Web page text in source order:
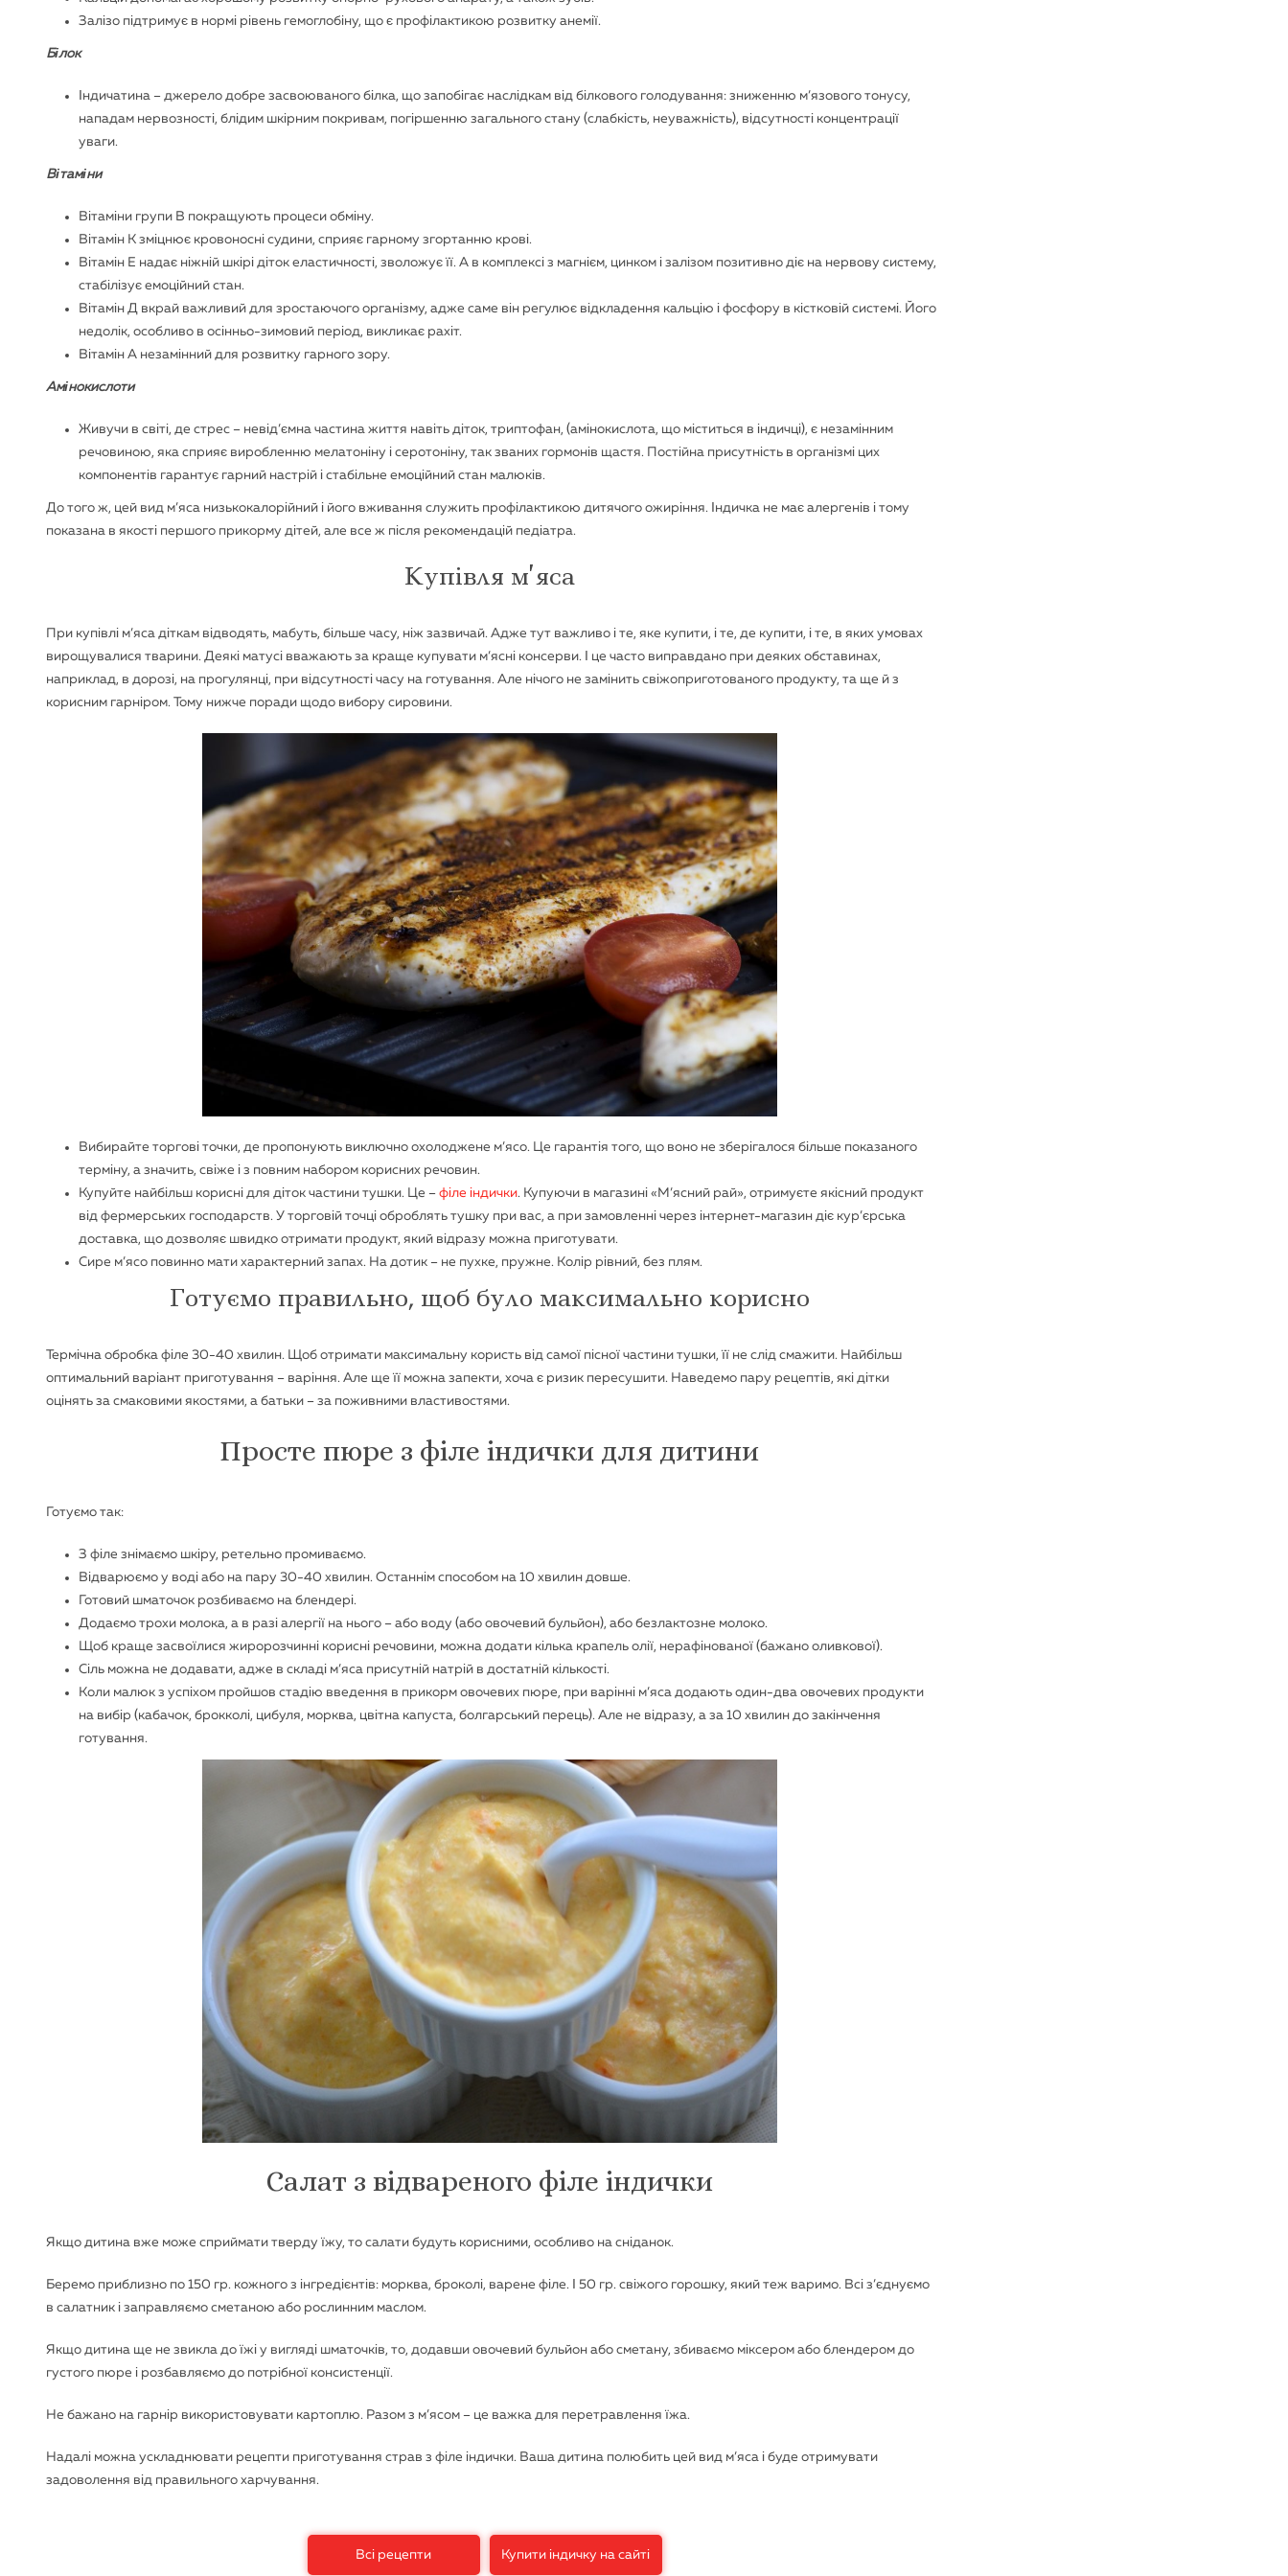
Залізо підтримує в нормі рівень гемоглобіну, що є профілактикою розвитку анемії.
Білок
Індичатина – джерело добре засвоюваного білка, що запобігає наслідкам від білкового голодування: зниженню м’язового тонусу,
нападам нервозності, блідим шкірним покривам, погіршенню загального стану (слабкість, неуважність), відсутності концентрації
уваги.
Вітаміни
Вітаміни групи В покращують процеси обміну.
Вітамін K зміцнює кровоносні судини, сприяє гарному згортанню крові.
Вітамін Е надає ніжній шкірі діток еластичності, зволожує її. А в комплексі з магнієм, цинком і залізом позитивно діє на нервову систему,
стабілізує емоційний стан.
Вітамін Д вкрай важливий для зростаючого організму, адже саме він регулює відкладення кальцію і фосфору в кістковій системі. Його
недолік, особливо в осінньо-зимовий період, викликає рахіт.
Вітамін А незамінний для розвитку гарного зору.
Амінокислоти
Живучи в світі, де стрес – невід’ємна частина життя навіть діток, триптофан, (амінокислота, що міститься в індичці), є незамінним
речовиною, яка сприяє виробленню мелатоніну і серотоніну, так званих гормонів щастя. Постійна присутність в організмі цих
компонентів гарантує гарний настрій і стабільне емоційний стан малюків.
До того ж, цей вид м’яса низькокалорійний і його вживання служить профілактикою дитячого ожиріння. Індичка не має алергенів і тому
показана в якості першого прикорму дітей, але все ж після рекомендацій педіатра.
Купівля м’яса
При купівлі м’яса діткам відводять, мабуть, більше часу, ніж зазвичай. Адже тут важливо і те, яке купити, і те, де купити, і те, в яких умовах
вирощувалися тварини. Деякі матусі вважають за краще купувати м’ясні консерви. І це часто виправдано при деяких обставинах,
наприклад, в дорозі, на прогулянці, при відсутності часу на готування. Але нічого не замінить свіжоприготованого продукту, та ще й з
корисним гарніром. Тому нижче поради щодо вибору сировини.
Вибирайте торгові точки, де пропонують виключно охолоджене м’ясо. Це гарантія того, що воно не зберігалося більше показаного
терміну, а значить, свіже і з повним набором корисних речовин.
Купуйте найбільш корисні для діток частини тушки. Це – філе індички. Купуючи в магазині «М’ясний рай», отримуєте якісний продукт
від фермерських господарств. У торговій точці оброблять тушку при вас, а при замовленні через інтернет-магазин діє кур’єрська
доставка, що дозволяє швидко отримати продукт, який відразу можна приготувати.
Сире м’ясо повинно мати характерний запах. На дотик – не пухке, пружне. Колір рівний, без плям.
Готуємо правильно, щоб було максимально корисно
Термічна обробка філе 30-40 хвилин. Щоб отримати максимальну користь від самої пісної частини тушки, її не слід смажити. Найбільш
оптимальний варіант приготування – варіння. Але ще її можна запекти, хоча є ризик пересушити. Наведемо пару рецептів, які дітки
оцінять за смаковими якостями, а батьки – за поживними властивостями.
Просте пюре з філе індички для дитини
Готуємо так:
З філе знімаємо шкіру, ретельно промиваємо.
Відварюємо у воді або на пару 30-40 хвилин. Останнім способом на 10 хвилин довше.
Готовий шматочок розбиваємо на блендері.
Додаємо трохи молока, а в разі алергії на нього – або воду (або овочевий бульйон), або безлактозне молоко.
Щоб краще засвоїлися жиророзчинні корисні речовини, можна додати кілька крапель олії, нерафінованої (бажано оливкової).
Сіль можна не додавати, адже в складі м’яса присутній натрій в достатній кількості.
Коли малюк з успіхом пройшов стадію введення в прикорм овочевих пюре, при варінні м’яса додають один-два овочевих продукти
на вибір (кабачок, брокколі, цибуля, морква, цвітна капуста, болгарський перець). Але не відразу, а за 10 хвилин до закінчення
готування.
Салат з відвареного філе індички
Якщо дитина вже може сприймати тверду їжу, то салати будуть корисними, особливо на сніданок.
Беремо приблизно по 150 гр. кожного з інгредієнтів: морква, броколі, варене філе. І 50 гр. свіжого горошку, який теж варимо. Всі з’єднуємо
в салатник і заправляємо сметаною або рослинним маслом.
Якщо дитина ще не звикла до їжі у вигляді шматочків, то, додавши овочевий бульйон або сметану, збиваємо міксером або блендером до
густого пюре і розбавляємо до потрібної консистенції.
Не бажано на гарнір використовувати картоплю. Разом з м’ясом – це важка для перетравлення їжа.
Надалі можна ускладнювати рецепти приготування страв з філе індички. Ваша дитина полюбить цей вид м’яса і буде отримувати
задоволення від правильного харчування.
Всі рецепти Купити індичку на сайті